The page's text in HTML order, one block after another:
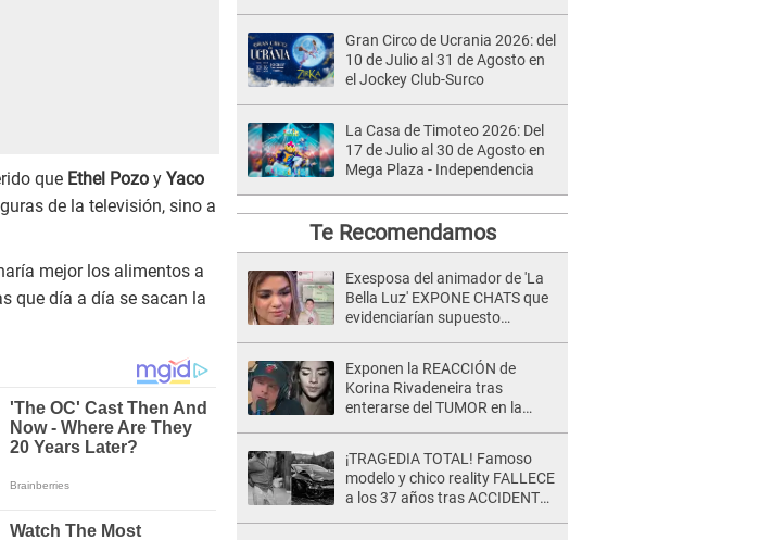
que Ethel Pozo y Yaco
de la televisión, sino a
mejor los alimentos a
que día a día se sacan la
Gran Circo de Ucrania 2026: del
10 de Julio al 31 de Agosto en
el Jockey Club-Surco
La Casa de Timoteo 2026: Del
17 de Julio al 30 de Agosto en
Mega Plaza - Independencia
Te Recomendamos
Exesposa del animador de 'La
Bella Luz' EXPONE CHATS que
evidenciarían supuesto
Saldaña, pese a tener pareja
Exponen la REACCIÓN de
Korina Rivadeneira tras
enterarse del TUMOR en la
¡TRAGEDIA TOTAL! Famoso
modelo y chico reality FALLECE
a los 37 años tras ACCIDENTE